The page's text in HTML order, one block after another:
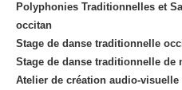
Polyphonies Traditionnelles et
occitan
Stage de danse traditionnelle
Stage de danse traditionnelle de
Atelier de création audio-visuelle